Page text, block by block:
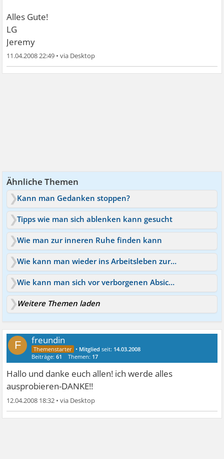
Alles Gute!
LG
Jeremy
11.04.2008 22:49 •
Ähnliche Themen
Kann man Gedanken stoppen?
Tipps wie man sich ablenken kann gesucht
Wie man zur inneren Ruhe finden kann
Wie kann man wieder ins Arbeitsleben zurück?
Wie kann man sich vor verborgenen Absichten schützen?
Weitere Themen laden
F freundin
• Mitglied seit: 14.03.2008
Beiträge:61 Themen: 17
Hallo und danke euch allen! ich werde alles
ausprobieren-DANKE!!
12.04.2008 18:32 •